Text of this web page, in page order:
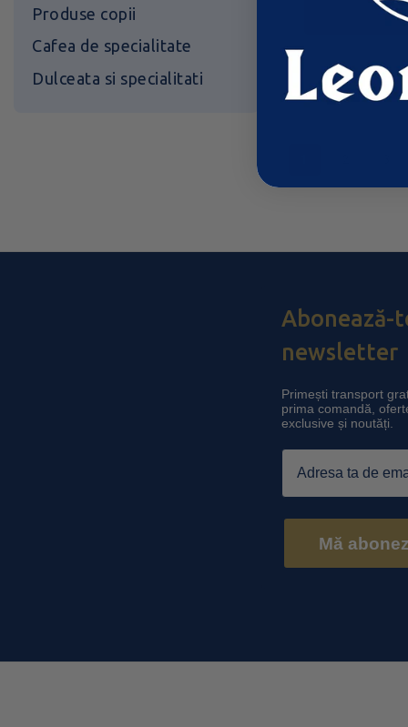
Produse copii
Cafea de specialitate
Dulceata si specialitati
Abonează-
newsletter
Primești transport
prima comandă,
exclusive și noutăți.
Email
Mă abonez